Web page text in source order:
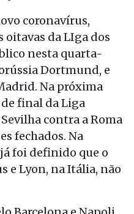
coronavírus,
oitavas da LIga dos
nesta quarta-
Dortmund, e
Na próxima
final da Liga
contra a Roma
fechados. Na
já foi definido que o
e Lyon, na Itália, não